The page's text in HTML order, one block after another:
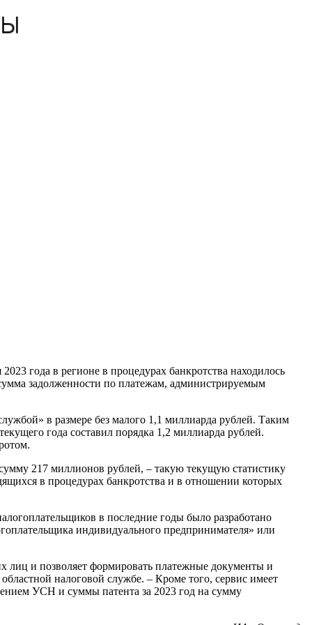
года в регионе в процедурах банкротства находилось
задолженности по платежам, администрируемым
в размере без малого 1,1 миллиарда рублей. Таким
года составил порядка 1,2 миллиарда рублей.
217 миллионов рублей, – такую текущую статистику
в процедурах банкротства и в отношении которых
в последние годы было разработано
индивидуального предпринимателя» или
лиц и позволяет формировать платежные документы и
налоговой службе. – Кроме того, сервис имеет
УСН и суммы патента за 2023 год на сумму